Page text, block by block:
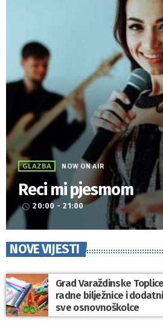
GLAZBA NOW ON AIR
Reci mi pjesmom
access_time 20:00 - 21:00
NOVE VIJESTI
Grad Varaždinske
radne bilježnice i
sve osnovnoškolce